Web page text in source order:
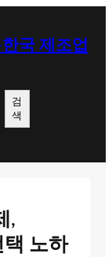
국 제조업
검
색
,
택 노하